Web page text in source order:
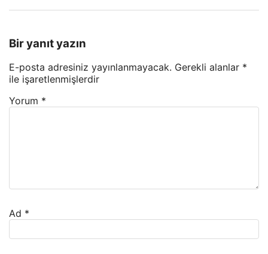
Bir yanıt yazın
E-posta adresiniz yayınlanmayacak. Gerekli alanlar *
ile işaretlenmişlerdir
Yorum *
Ad *